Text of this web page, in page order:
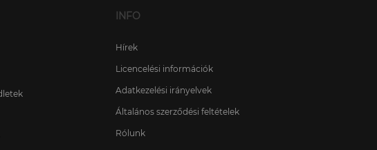
INFO
Hírek
Licencelési információk
Adatkezelési irányelvek
Általános szerződési feltételek
Rólunk